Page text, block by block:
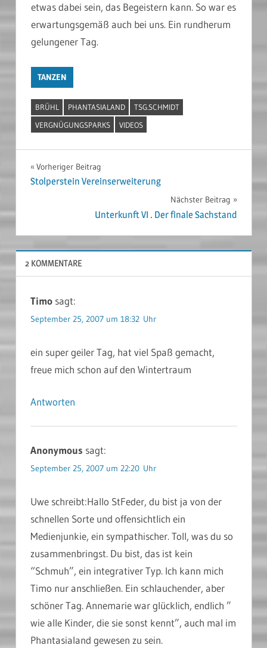
etwas dabei sein, das Begeistern kann. So war es
erwartungsgemäß auch bei uns. Ein rundherum
gelungener Tag.
TANZEN
BRÜHL PHANTASIALAND
TSG.SCHMIDT
VERGNÜGUNGSPARKS
VIDEOS
Beitragsnavigation
Vorheriger Beitrag
Stolperstein Vereinserweiterung
Nächster Beitrag
Unterkunft VI . Der finale Sachstand
2 KOMMENTARE
Timo sagt:
September 25, 2007 um 18:32 Uhr
ein super geiler Tag, hat viel Spaß gemacht,
freue mich schon auf den Wintertraum
Antworten
Anonymous sagt:
September 25, 2007 um 22:20 Uhr
Uwe schreibt:Hallo StFeder, du bist ja von der
schnellen Sorte und offensichtlich ein
Medienjunkie, ein sympathischer. Toll, was du so
zusammenbringst. Du bist, das ist kein
“Schmuh”, ein integrativer Typ. Ich kann mich
Timo nur anschließen. Ein schlauchender, aber
schöner Tag. Annemarie war glücklich, endlich ”
wie alle Kinder, die sie sonst kennt”, auch mal im
Phantasialand gewesen zu sein.